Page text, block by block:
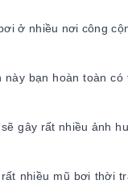
ở nhiều nơi công
bạn hoàn toàn
gây rất nhiều ảnh
nhiều mũ bơi thời